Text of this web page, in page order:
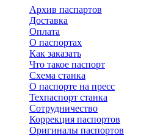
Архив паспартов
Доставка
Оплата
О паспортах
Как заказать
Что такое паспорт
Схема станка
О паспорте на пресс
Техпаспорт станка
Сотрудничество
Коррекция паспортов
Оригиналы паспортов